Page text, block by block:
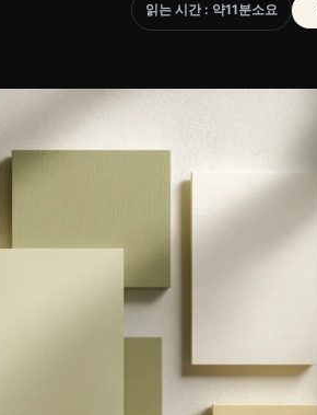
읽는 시간 : 약11분소요